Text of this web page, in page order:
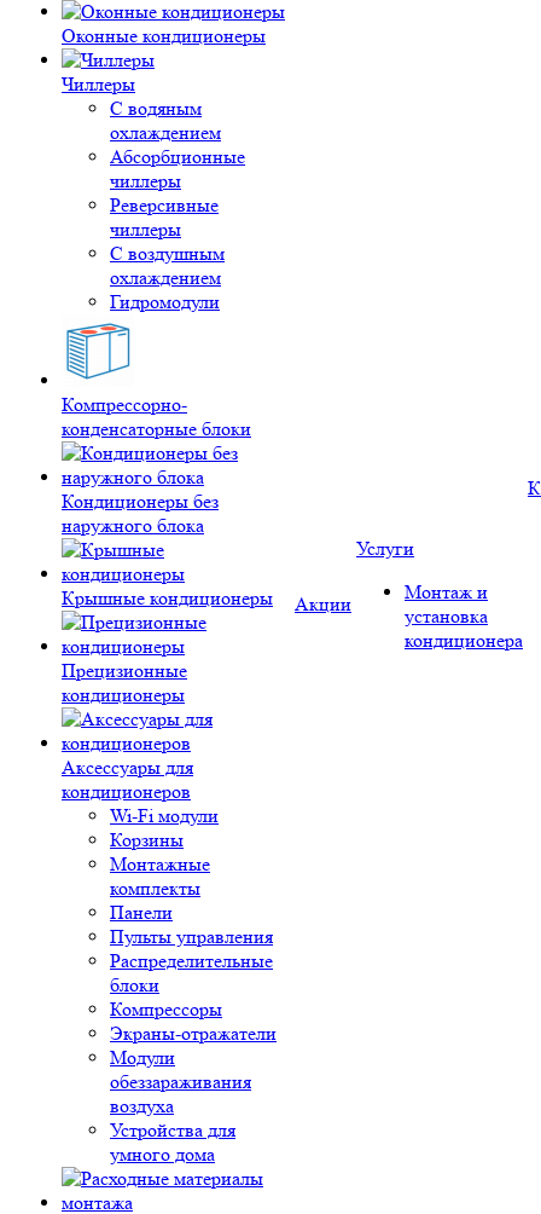
Оконные кондиционеры
Чиллеры
С водяным
охлаждением
Абсорбционные
чиллеры
Реверсивные
чиллеры
С воздушным
охлаждением
Гидромодули
Компрессорно-
конденсаторные блоки
Кондиционеры без
наружного блока
Крышные кондиционеры
Прецизионные
кондиционеры
Аксессуары для
кондиционеров
Wi-Fi модули
Корзины
Монтажные
комплекты
Панели
Пульты управления
Распределительные
блоки
Компрессоры
Экраны-отражатели
Модули
обеззараживания
воздуха
Устройства для
умного дома
Акции
Услуги
Монтаж и
установка
кондиционера